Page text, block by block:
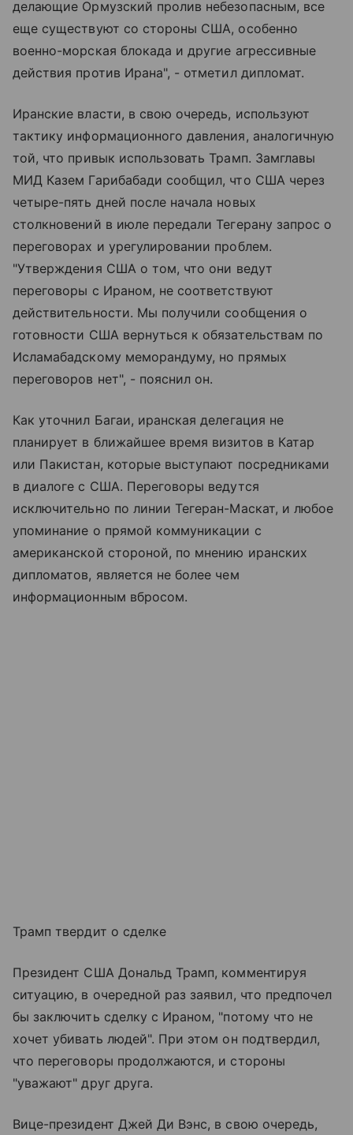
делающие Ормузский пролив небезопасным, все
еще существуют со стороны США, особенно
военно-морская блокада и другие агрессивные
действия против Ирана", - отметил дипломат.
Иранские власти, в свою очередь, используют
тактику информационного давления, аналогичную
той, что привык использовать Трамп. Замглавы
МИД Казем Гарибабади сообщил, что США через
четыре-пять дней после начала новых
столкновений в июле передали Тегерану запрос о
переговорах и урегулировании проблем.
"Утверждения США о том, что они ведут
переговоры с Ираном, не соответствуют
действительности. Мы получили сообщения о
готовности США вернуться к обязательствам по
Исламабадскому меморандуму, но прямых
переговоров нет", - пояснил он.
Как уточнил Багаи, иранская делегация не
планирует в ближайшее время визитов в Катар
или Пакистан, которые выступают посредниками
в диалоге с США. Переговоры ведутся
исключительно по линии Тегеран-Маскат, и любое
упоминание о прямой коммуникации с
американской стороной, по мнению иранских
дипломатов, является не более чем
информационным вбросом.
Трамп твердит о сделке
Президент США Дональд Трамп, комментируя
ситуацию, в очередной раз заявил, что предпочел
бы заключить сделку с Ираном, "потому что не
хочет убивать людей". При этом он подтвердил,
что переговоры продолжаются, и стороны
"уважают" друг друга.
Вице-президент Джей Ди Вэнс, в свою очередь,